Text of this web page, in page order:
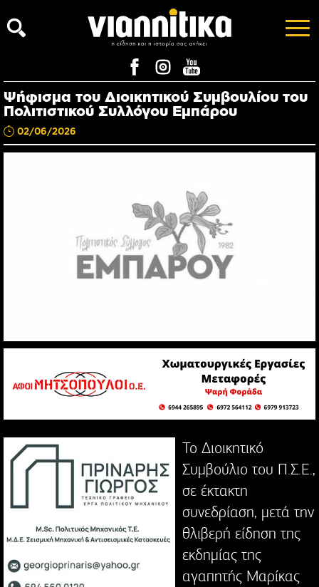
Ψήφισμα του Διοικητικού Συμβουλίου του
Πολιτιστικού Συλλόγου Εμπάρου
02/06/2026
Το Διοικητικό
Συμβούλιο του Π.Σ.Ε.,
σε έκτακτη
συνεδρίαση, μετά την
θλιβερή είδηση της
εκδημίας της
αγαπητής Μαρίκας